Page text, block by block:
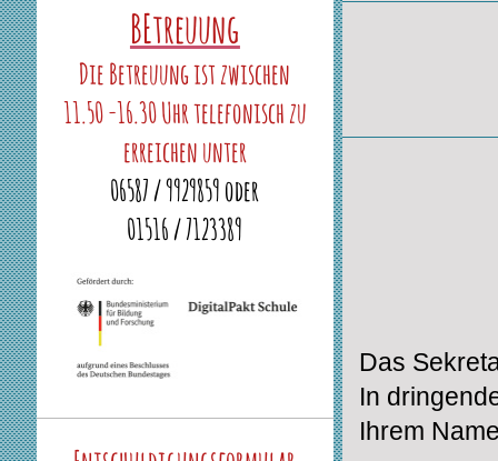
Das
In
Ihrem
BEtreuung
Die Betreuung ist zwischen
11.50 -16.30 Uhr telefonisch zu
erreichen unter
06587 / 9929859 oder
01516 / 7123389